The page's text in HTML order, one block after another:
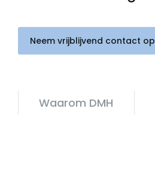
Neem vrijblijvend contact op
Waarom DMH